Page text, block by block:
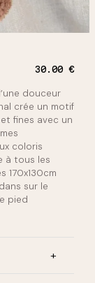
30.00€
douceur
crée un motif
fines avec un
coloris
à tous les
170x130cm
sur le
pied